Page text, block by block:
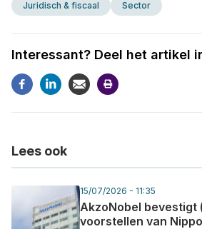
Juridisch & fiscaal Sector
Interessant? Deel het artikel
Lees ook
15/07/2026 - 11:35
AkzoNobel bevestigt
voorstellen van